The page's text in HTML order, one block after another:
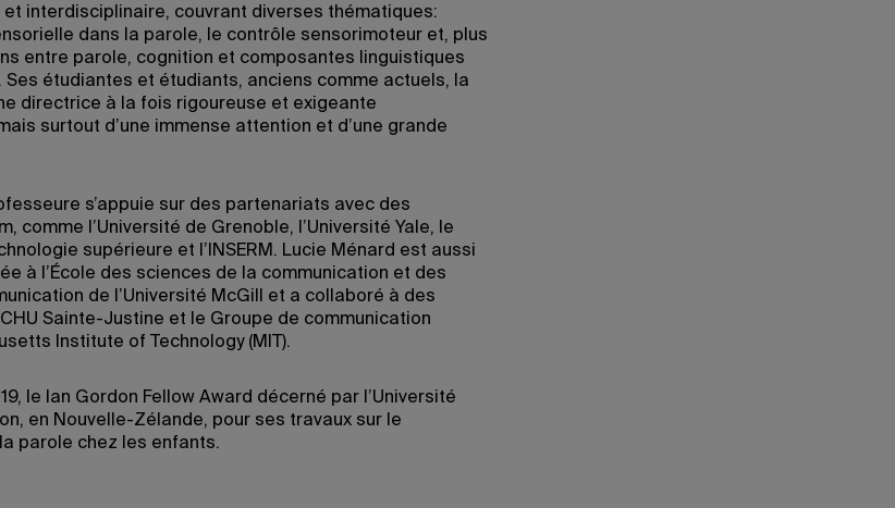
interdisciplinaire, couvrant diverses thématiques:
dans la parole, le contrôle sensorimoteur et, plus
entre parole, cognition et composantes linguistiques
Ses étudiantes et étudiants, anciens comme actuels, la
directrice à la fois rigoureuse et exigeante
surtout d’une immense attention et d’une grande
s’appuie sur des partenariats avec des
comme l’Université de Grenoble, l’Université Yale, le
supérieure et l’INSERM. Lucie Ménard est aussi
à l’École des sciences de la communication et des
de l’Université McGill et a collaboré à des
Sainte-Justine et le Groupe de communication
Institute of Technology (MIT).
le Ian Gordon Fellow Award décerné par l’Université
en Nouvelle-Zélande, pour ses travaux sur le
parole chez les enfants.